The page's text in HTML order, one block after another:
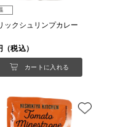
ックシュリンプカレー
税込）
カートに入れる